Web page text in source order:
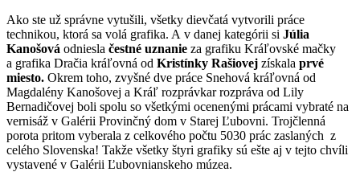
Ako ste už správne vytušili, všetky dievčatá vytvorili práce
technikou, ktorá sa volá grafika. A v danej kategórii si Júlia
Kanošová odniesla čestné uznanie za grafiku Kráľovské mačky
a grafika Dračia kráľovná od Kristínky Rašiovej získala prvé
miesto. Okrem toho, zvyšné dve práce Snehová kráľovná od
Magdalény Kanošovej a Kráľ rozprávkar rozpráva od Lily
Bernadičovej boli spolu so všetkými ocenenými prácami vybraté na
vernisáž v Galérii Provinčný dom v Starej Ľubovni. Trojčlenná
porota pritom vyberala z celkového počtu 5030 prác zaslaných z
celého Slovenska! Takže všetky štyri grafiky sú ešte aj v tejto chvíli
vystavené v Galérii Ľubovnianskeho múzea.